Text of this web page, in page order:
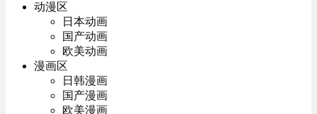
动漫区
日本动画
国产动画
欧美动画
漫画区
日韩漫画
国产漫画
欧美漫画